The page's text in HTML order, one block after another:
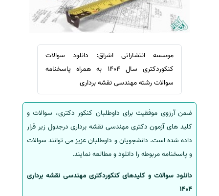
ترجمه عربی به فارسی
مشاهده همه زبان ها
سفارش ویرایش
سفارش پارافریز
سفارش کاهش کمیت
سفارش معرفی مجله
سفارش معرفی مقاله
سفارش معرفی کتاب
سفارش چکیده مبسوط
سفارش ترجمه مولتی‌مدیا
سفارش گویندگی
سفارش تولید محتوا
سفارش ترجمه همزمان
موسسه انتشاراتی اشراق: دانلود سوالات
کنکوردکتری سال 1404 به همراه پاسخنامه
سوالات رشته مهندسی نقشه برداری
ضمن آرزوی موفقیت برای داوطلبان کنکور دکتری، سوالات و
کلید های آزمون دکتری مهندسی نقشه برداری درجدول زیر قرار
داده شده است. دانشجویان و داوطلبان عزیز می توانند سوالات
و پاسخنامه مربوطه را دانلود و مطالعه نمایند.
دانلود سوالات و کلیدهای کنکوردکتری مهندسی نقشه برداری
1404